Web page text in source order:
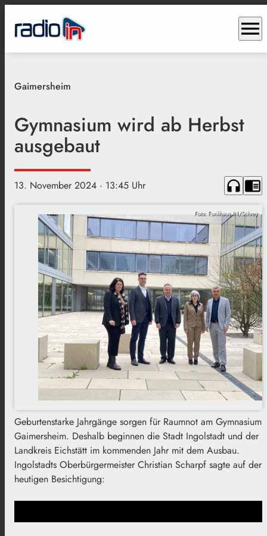
menu
Gaimersheim
Gymnasium wird ab Herbst
ausgebaut
13. November 2024 · 13:45 Uhr headphones chrome_reader_mode
Foto: Funkhaus IN/Schrey
Geburtenstarke Jahrgänge sorgen für Raumnot am Gymnasium
Gaimersheim. Deshalb beginnen die Stadt Ingolstadt und der
Landkreis Eichstätt im kommenden Jahr mit dem Ausbau.
Ingolstadts Oberbürgermeister Christian Scharpf sagte auf der
heutigen Besichtigung: